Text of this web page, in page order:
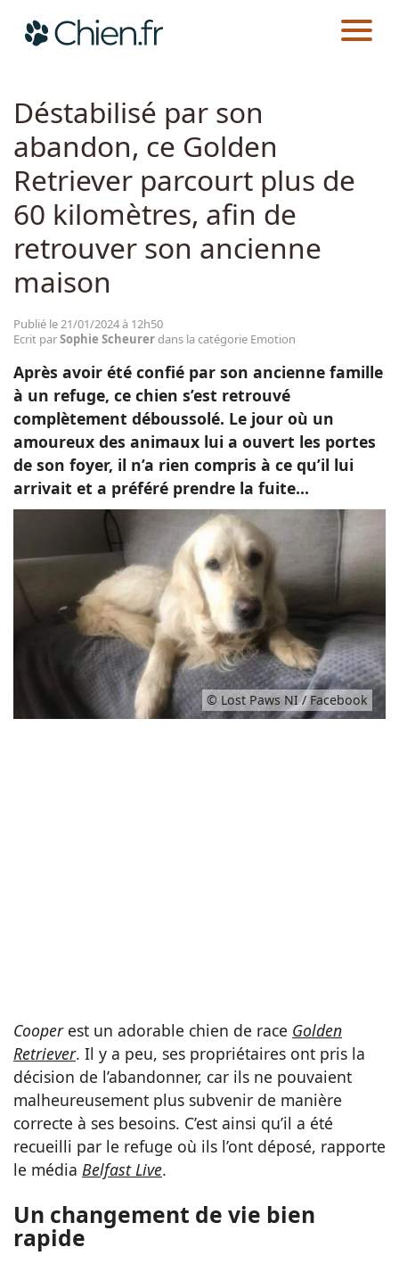
Races
CHIEN.FR ACTUALITÉS
Déstabilisé par son
abandon, ce Golden
Retriever parcourt plus de
60 kilomètres, afin de
retrouver son ancienne
maison
Publié le 21/01/2024 à 12h50
Ecrit parSophie Scheurerdans la catégorie Emotion
Après avoir été confié par son ancienne famille
à un refuge, ce chien s’est retrouvé
complètement déboussolé. Le jour où un
amoureux des animaux lui a ouvert les portes
de son foyer, il n’a rien compris à ce qu’il lui
arrivait et a préféré prendre la fuite...
© Lost Paws NI / Facebook
Cooper est un adorable chien de race Golden
Retriever. Il y a peu, ses propriétaires ont pris la
décision de l’abandonner, car ils ne pouvaient
malheureusement plus subvenir de manière
correcte à ses besoins. C’est ainsi qu’il a été
recueilli par le refuge où ils l’ont déposé, rapporte
le média Belfast Live.
Un changement de vie bien
rapide